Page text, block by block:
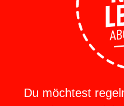
Du möchtest